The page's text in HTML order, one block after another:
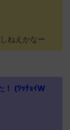
ねえかなー
！ (ﾜｯﾁｮｲW